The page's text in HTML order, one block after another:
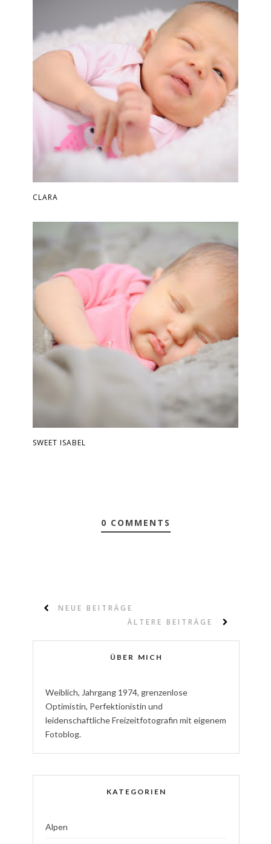
CLARA
SWEET ISABEL
0 COMMENTS
NEUE BEITRÄGE
ÄLTERE BEITRÄGE
ÜBER MICH
Weiblich, Jahrgang 1974, grenzenlose
Optimistin, Perfektionistin und
leidenschaftlicheFreizeitfotografin mit eigenem
Fotoblog.
KATEGORIEN
Alpen